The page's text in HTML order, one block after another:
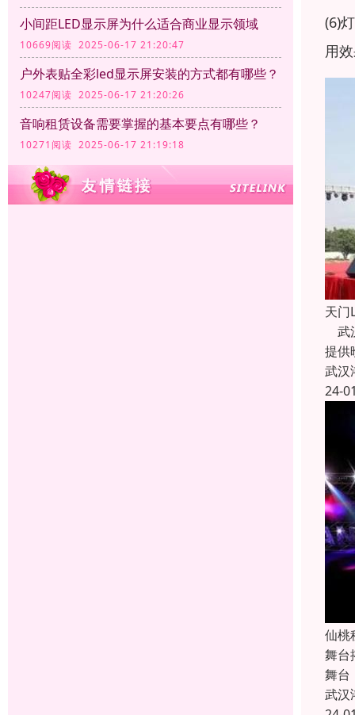
小间距LED显示屏为什么适合商业显示领域
10669阅读 2025-06-17 21:20:47
户外表贴全彩led显示屏安装的方式都有哪些？
10247阅读 2025-06-17 21:20:26
音响租赁设备需要掌握的基本要点有哪些？
10271阅读 2025-06-17 21:19:18
(6)
用
天门
武
提供
武汉
24-
仙桃
舞台
舞台
武汉